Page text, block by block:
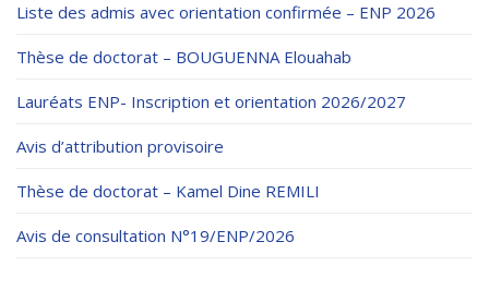
Liste des admis avec orientation confirmée – ENP 2026
Thèse de doctorat – BOUGUENNA Elouahab
Lauréats ENP- Inscription et orientation 2026/2027
Avis d’attribution provisoire
Thèse de doctorat – Kamel Dine REMILI
Avis de consultation N°19/ENP/2026